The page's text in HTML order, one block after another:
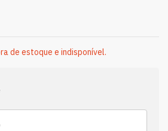
de estoque e indisponível.